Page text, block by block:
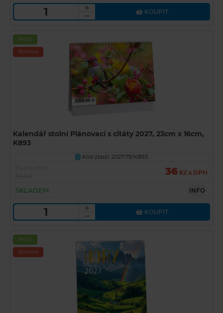
KOUPIT
Akční
Novinka
Kalendář stolní Plánovací s citáty 2027, 23cm x 16cm,
K893
U
Kód zboží: 2027-78/K893
36 Kč s DPH
SKLADEM INFO
KOUPIT
Akční
Novinka